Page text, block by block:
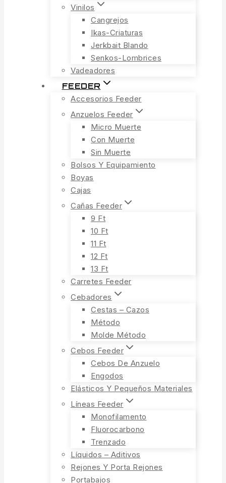
Vinilos
Cangrejos
Ikas-Criaturas
Jerkbait Blando
Senkos-Lombrices
Vadeadores
FEEDER
Accesorios Feeder
Anzuelos Feeder
Micro Muerte
Con Muerte
Sin Muerte
Bolsos Y Equipamiento
Boyas
Cajas
Cañas Feeder
9 Ft
10 Ft
11 Ft
12 Ft
13 Ft
Carretes Feeder
Cebadores
Cestas – Cazos
Método
Molde Método
Cebos Feeder
Cebos De Anzuelo
Engodos
Elásticos Y Pequeños Materiales
Líneas Feeder
Monofilamento
Fluorocarbono
Trenzado
Líquidos – Aditivos
Rejones Y Porta Rejones
Portabajos